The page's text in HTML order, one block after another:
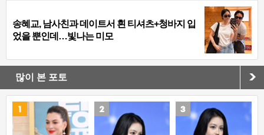
송혜교, 남사친과 데이트서 흰 티셔츠+청바지 입
었을 뿐인데…빛나는 미모
많이 본 포토